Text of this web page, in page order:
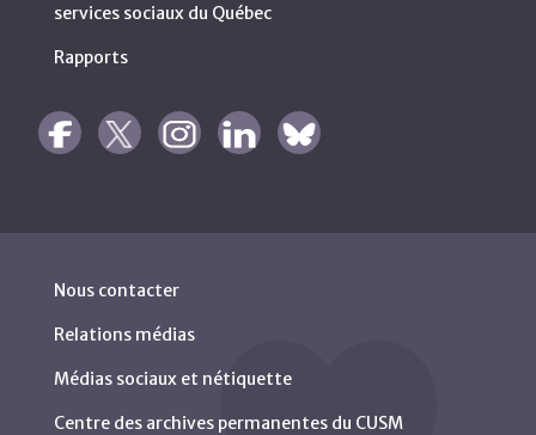
services sociaux du Québec
Rapports
Nous contacter
Relations médias
Médias sociaux et nétiquette
Centre des archives permanentes du CUSM